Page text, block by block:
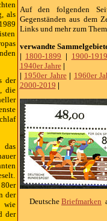
als
der
die
der
wie
der
Auf den folgenden
Gegenständen aus dem
Links und mehr zum
verwandte
| 1800-1899 | 1900-1919
1940er Jahre |
| 1950er Jahre | 1960er
2000-2019 |
Deutsche Briefmarken